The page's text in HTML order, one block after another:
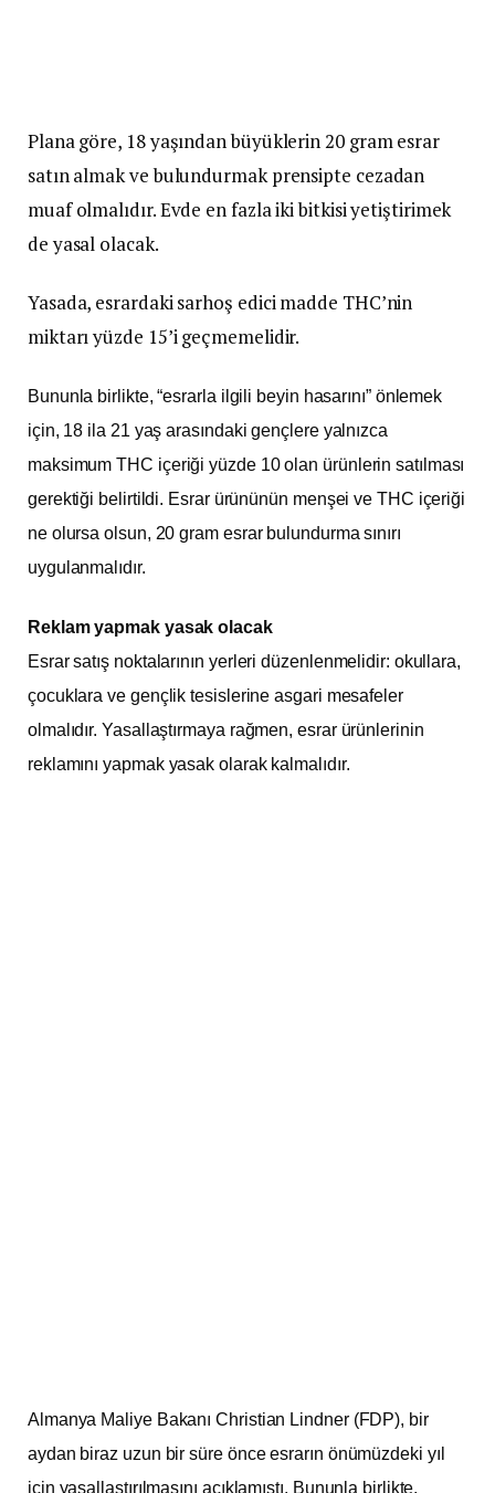
Plana göre, 18 yaşından büyüklerin 20 gram esrar
satın almak ve bulundurmak prensipte cezadan
muaf olmalıdır. Evde en fazla iki bitkisi yetiştirimek
de yasal olacak.
Yasada, esrardaki sarhoş edici madde THC’nin
miktarı yüzde 15’i geçmemelidir.
Bununla birlikte, “esrarla ilgili beyin hasarını” önlemek
için, 18 ila 21 yaş arasındaki gençlere yalnızca
maksimum THC içeriği yüzde 10 olan ürünlerin satılması
gerektiği belirtildi. Esrar ürününün menşei ve THC içeriği
ne olursa olsun, 20 gram esrar bulundurma sınırı
uygulanmalıdır.
Reklam yapmak yasak olacak
Esrar satış noktalarının yerleri düzenlenmelidir: okullara,
çocuklara ve gençlik tesislerine asgari mesafeler
olmalıdır. Yasallaştırmaya rağmen, esrar ürünlerinin
reklamını yapmak yasak olarak kalmalıdır.
Almanya Maliye Bakanı Christian Lindner (FDP), bir
aydan biraz uzun bir süre önce esrarın önümüzdeki yıl
için yasallaştırılmasını açıklamıştı. Bununla birlikte,